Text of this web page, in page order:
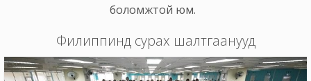
боломжтой юм.
Филиппинд сурах шалтгаанууд